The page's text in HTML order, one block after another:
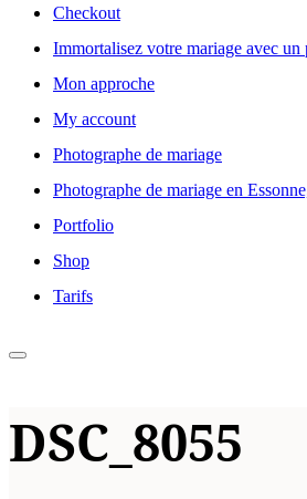
Checkout
Immortalisez votre mariage avec
Mon approche
My account
Photographe de mariage
Photographe de mariage en
Portfolio
Shop
Tarifs
colonne
DSC_8055